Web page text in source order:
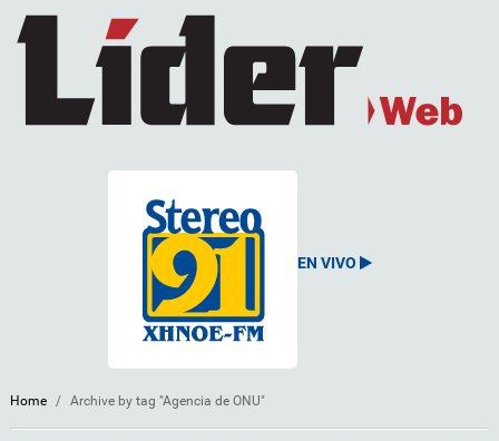
EN VIVO
Home / Archive by tag "Agencia de ONU"